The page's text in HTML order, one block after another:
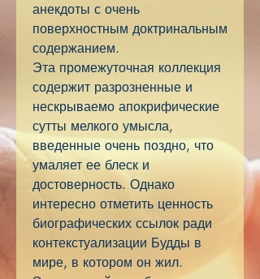
анекдоты с очень
поверхностным доктринальным
содержанием.
Эта промежуточная коллекция
содержит разрозненные и
нескрываемо апокрифические
сутты мелкого умысла,
введенные очень поздно, что
умаляет ее блеск и
достоверность. Однако
интересно отметить ценность
биографических ссылок ради
контекстуализации Будды в
мире, в котором он жил.